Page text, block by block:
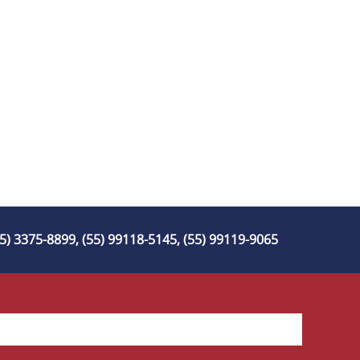
3375-8899, (55) 99118-5145, (55) 99119-9065